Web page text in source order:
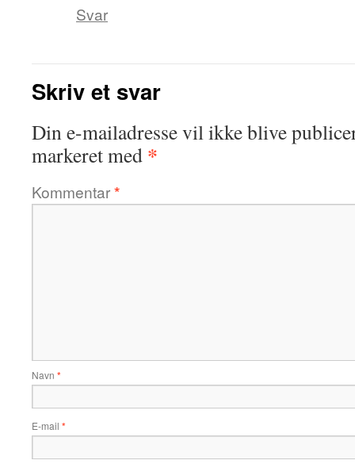
Svar
Skriv et svar
Din e-mailadresse vil ikke blive
markeret med *
Kommentar*
Navn *
E-mail *